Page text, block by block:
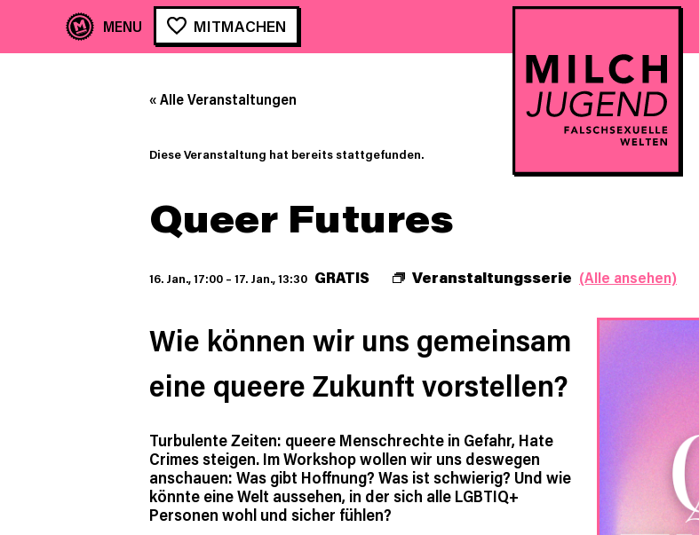
MITMACHEN
« Alle Veranstaltungen
Diese Veranstaltung hat bereits stattgefunden.
Queer Futures
16. Jan., 17:00 – 17. Jan., 13:30 Veranstaltungsserie (Alle ansehen)
GRATIS
Wie können wir uns gemeinsam
eine queere Zukunft vorstellen?
Turbulente Zeiten: queere Menschrechte in Gefahr, Hate
Crimes steigen. Im Workshop wollen wir uns deswegen
anschauen: Was gibt Hoffnung? Was ist schwierig? Und wie
könnte eine Welt aussehen, in der sich alle LGBTIQ+
Personen wohl und sicher fühlen?